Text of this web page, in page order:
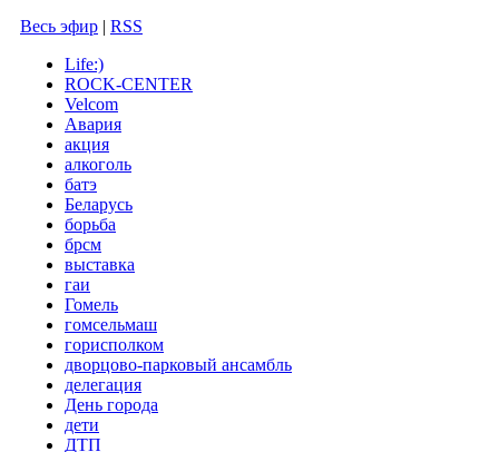
Весь эфир | RSS
Life:)
ROCK-CENTER
Velcom
Авария
акция
алкоголь
батэ
Беларусь
борьба
брсм
выставка
гаи
Гомель
гомсельмаш
горисполком
дворцово-парковый ансамбль
делегация
День города
дети
ДТП